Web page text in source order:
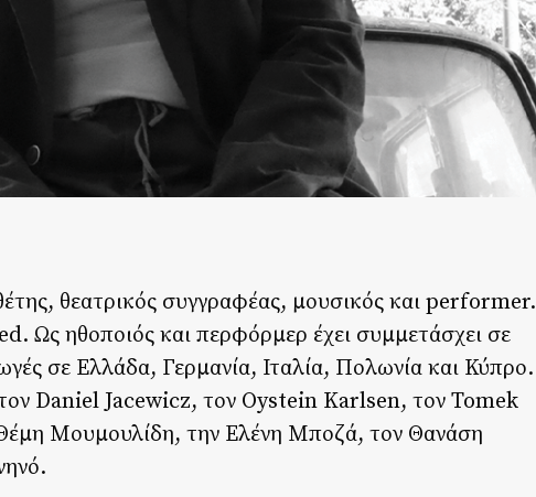
θεατρικός συγγραφέας, μουσικός και performer.
Ως ηθοποιός και περφόρμερ έχει συμμετάσχει σε
σε Ελλάδα, Γερμανία, Ιταλία, Πολωνία και Κύπρο.
Daniel Jacewicz, τον Oystein Karlsen, τον Tomek
Μουμουλίδη, την Ελένη Μποζά, τον Θανάση